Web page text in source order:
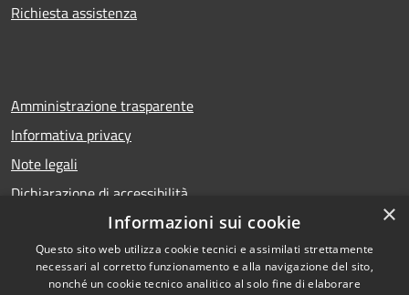
Richiesta assistenza
Amministrazione trasparente
Informativa privacy
Note legali
Dichiarazione di accessibilità
RSS
Copyright © 2026 • Comune di
×
Informazioni sui cookie
Questo sito web utilizza cookie tecnici e assimilati strettamente
necessari al corretto funzionamento e alla navigazione del sito,
nonché un cookie tecnico analitico al solo fine di elaborare